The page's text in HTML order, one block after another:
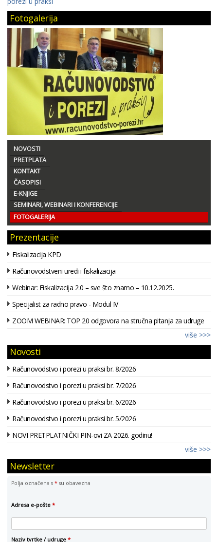
Fotogalerija
NOVOSTI
PRETPLATA
KONTAKT
ČASOPISI
E-KNJIGE
SEMINARI, WEBINARI I KONFERENCIJE
FOTOGALERIJA
Prezentacije
Fiskalizacija KPD
Računovodstveni uredi i fiskalizacija
Webinar: Fiskalizacija 2.0 – sve što znamo – 10.12.2025.
Specijalist za radno pravo - Modul IV
ZOOM WEBINAR: TOP 20 odgovora na stručna pitanja za udruge
više >>>
Novosti
Računovodstvo i porezi u praksi br. 8/2026
Računovodstvo i porezi u praksi br. 7/2026
Računovodstvo i porezi u praksi br. 6/2026
Računovodstvo i porezi u praksi br. 5/2026
NOVI PRETPLATNIČKI PIN-ovi ZA 2026. godinu!
više >>>
Newsletter
Polja označena s * su obavezna
Adresa e-pošte *
Naziv tvrtke / udruge *